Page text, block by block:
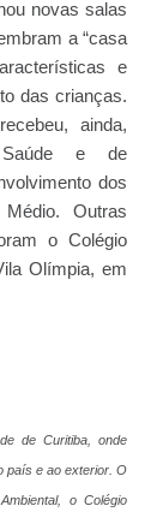
novas salas
a “casa
e
das crianças.
ainda,
e de
dos
Outras
o Colégio
Olímpia, em
de Curitiba, onde
país e ao exterior. O
o Colégio